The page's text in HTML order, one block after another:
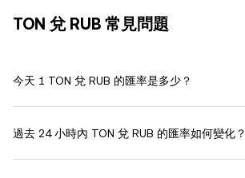
TON 兌 RUB 常見問題
今天 1 TON 兌 RUB 的匯率是多少？
過去 24 小時內 TON 兌 RUB 的匯率如何變化？